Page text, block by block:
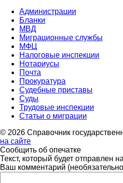
Администрации
Бланки
МВД
Миграционные службы
МФЦ
Налоговые инспекции
Нотариусы
Почта
Прокуратура
Судебные приставы
Суды
Трудовые инспекции
Статьи о миграции
© 2026 Справочник
на сайте
Сообщить об опечатке
Текст, который будет отправлен
Ваш комментарий